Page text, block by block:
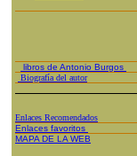
libros de Antonio Burgos
Biografía del autor
Enlaces Recomendados
Enlaces favoritos
MAPA DE LA WEB